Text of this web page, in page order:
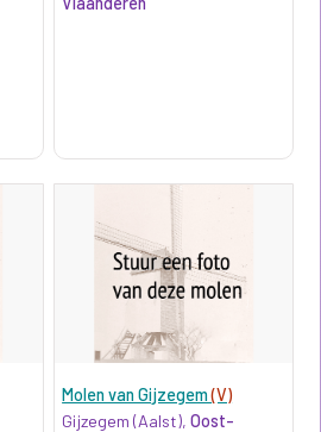
Molen van Gijzegem(V)
Gijzegem (Aalst),Oost-